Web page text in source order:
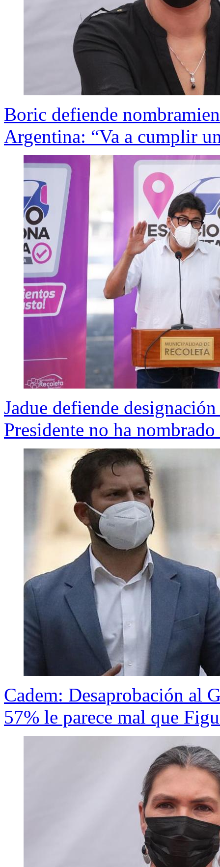
Boric defiende
Argentina: “Va a cumplir
Jadue defiende
Presidente no ha
Cadem: Desaprobación al
57% le parece mal que